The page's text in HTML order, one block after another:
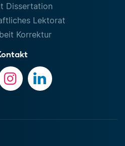
Dissertation
Lektorat
Korrektur